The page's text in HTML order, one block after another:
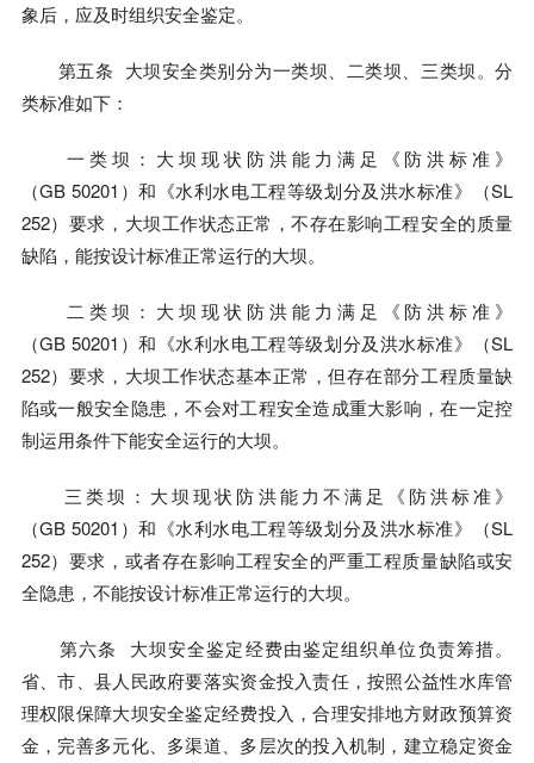
象后，应及时组织安全鉴定。
第五条 大坝安全类别分为一类坝、二类坝、三类坝。分
类标准如下：
一类坝：大坝现状防洪能力满足《防洪标准》
（GB 50201）和《水利水电工程等级划分及洪水标准》（SL
252）要求，大坝工作状态正常，不存在影响工程安全的质量
缺陷，能按设计标准正常运行的大坝。
二类坝：大坝现状防洪能力满足《防洪标准》
（GB 50201）和《水利水电工程等级划分及洪水标准》（SL
252）要求，大坝工作状态基本正常，但存在部分工程质量缺
陷或一般安全隐患，不会对工程安全造成重大影响，在一定控
制运用条件下能安全运行的大坝。
三类坝：大坝现状防洪能力不满足《防洪标准》
（GB 50201）和《水利水电工程等级划分及洪水标准》（SL
252）要求，或者存在影响工程安全的严重工程质量缺陷或安
全隐患，不能按设计标准正常运行的大坝。
第六条 大坝安全鉴定经费由鉴定组织单位负责筹措。
省、市、县人民政府要落实资金投入责任，按照公益性水库管
理权限保障大坝安全鉴定经费投入，合理安排地方财政预算资
金，完善多元化、多渠道、多层次的投入机制，建立稳定资金